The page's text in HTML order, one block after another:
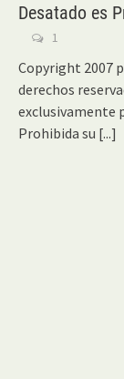
Desatado es
1
Copyright 2007
derechos
exclusivamente
Prohibida su [...]